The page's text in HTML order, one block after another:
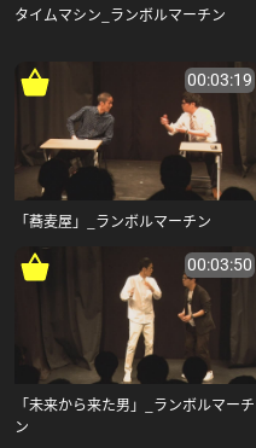
タイムマシン_ランボルマーチン
00:03:19
「蕎麦屋」_ランボルマーチン
00:03:50
「未来から来た男」_ランボルマーチ
ン